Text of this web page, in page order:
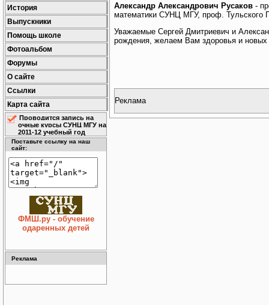
История
Выпускники
Помощь школе
Фотоальбом
Форумы
О сайте
Ссылки
Карта сайта
Проводится запись на
очные курсы СУНЦ МГУ на
2011-12 учебный год
Поставьте ссылку на наш
сайт:
ФМШ.ру - обучение
одаренных детей
Реклама
Александр Александрович Русаков -
математики СУНЦ МГУ, проф. Тульского
Уважаемые Сергей Дмитриевич и
рождения, желаем Вам здоровья и
Реклама